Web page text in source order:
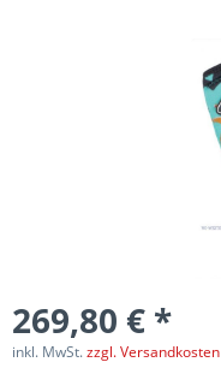
269,80 € *
inkl. MwSt.zzgl. Versandkosten